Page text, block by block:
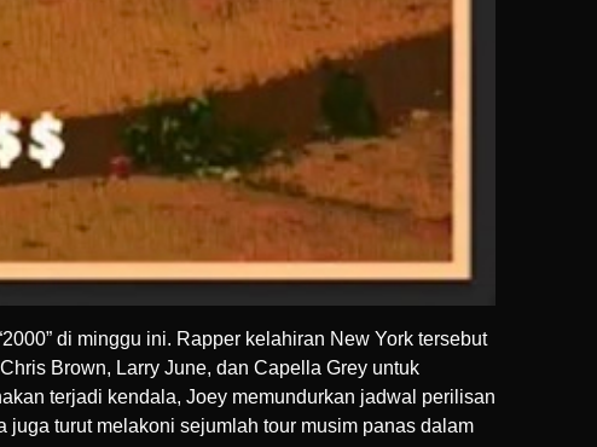
di minggu ini. Rapper kelahiran New York tersebut
Chris Brown, Larry June, dan Capella Grey untuk
terjadi kendala, Joey memundurkan jadwal perilisan
turut melakoni sejumlah tour musim panas dalam